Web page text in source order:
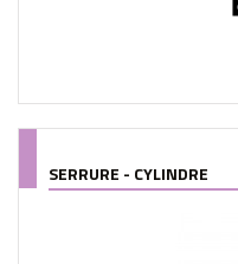
SERRURE - CYLINDRE